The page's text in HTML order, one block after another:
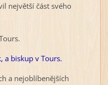
největší část svého
a biskup v Tours.
a nejoblíbenějších